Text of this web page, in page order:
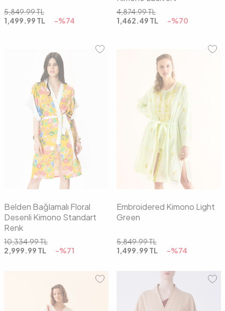
5,849.99TL
1,499.99 TL -%74
4,874.99TL
1,462.49 TL -%70
38 40
Belden Bağlamalı Floral
Desenli Kimono Standart
Renk
10,334.99TL
2,999.99 TL -%71
02
Embroidered Kimono Light
Green
5,849.99TL
1,499.99 TL -%74